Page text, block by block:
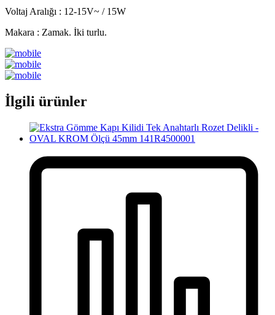
Voltaj Aralığı : 12-15V~ / 15W
Makara : Zamak. İki turlu.
İlgili ürünler